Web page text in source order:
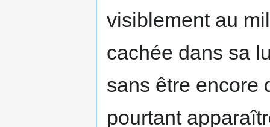
visiblement au
cachée dans sa
sans être encore
pourtant